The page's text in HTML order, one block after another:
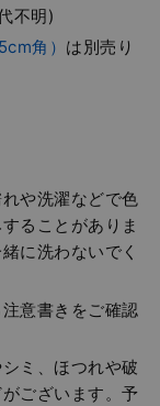
不明)
角） は別売り
や洗濯などで色
ることがありま
に洗わないでく
意書きをご確認
ミ、ほつれや破
ございます。予